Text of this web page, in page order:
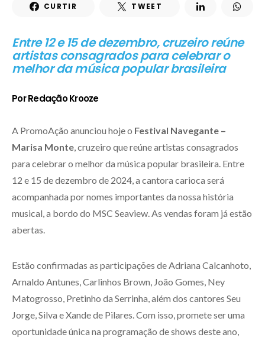
CURTIR TWEET
Entre 12 e 15 de dezembro, cruzeiro reúne
artistas consagrados para celebrar o
melhor da música popular brasileira
Por Redação Krooze
A PromoAção anunciou hoje o Festival Navegante –
Marisa Monte , cruzeiro que reúne artistas consagrados
para celebrar o melhor da música popular brasileira. Entre
12 e 15 de dezembro de 2024, a cantora carioca será
acompanhada por nomes importantes da nossa história
musical, a bordo do MSC Seaview. As vendas foram já estão
abertas.
Estão confirmadas as participações de Adriana Calcanhoto,
Arnaldo Antunes, Carlinhos Brown, João Gomes, Ney
Matogrosso, Pretinho da Serrinha, além dos cantores Seu
Jorge, Silva e Xande de Pilares. Com isso, promete ser uma
oportunidade única na programação de shows deste ano,